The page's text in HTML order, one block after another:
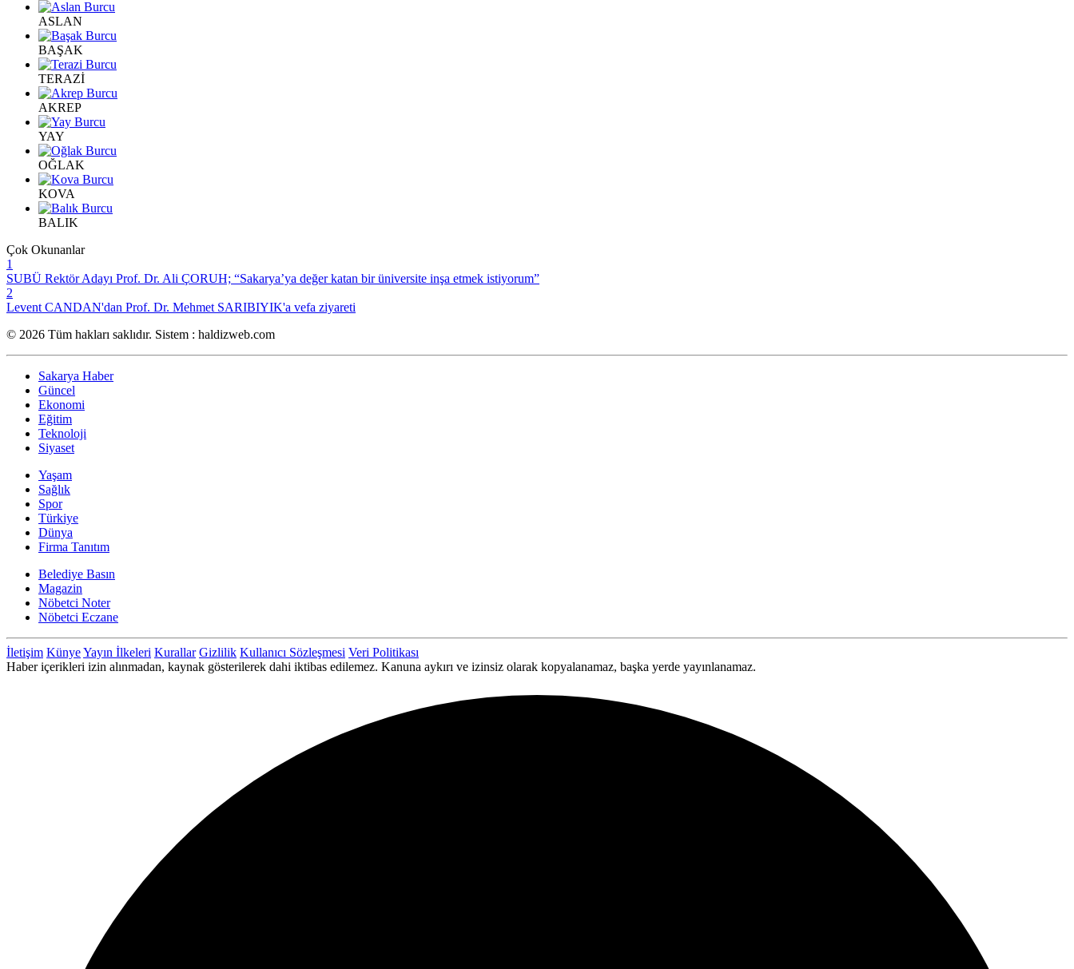
ASLAN
BAŞAK
TERAZİ
AKREP
YAY
OĞLAK
KOVA
BALIK
Çok Okunanlar
1
SUBÜ Rektör Adayı Prof. Dr. Ali ÇORUH; “Sakarya’ya değer katan bir üniversite inşa etmek istiyorum”
2
Levent CANDAN'dan Prof. Dr. Mehmet SARIBIYIK'a vefa ziyareti
© 2026 Tüm hakları saklıdır. Sistem : haldizweb.com
Sakarya Haber
Güncel
Ekonomi
Eğitim
Teknoloji
Siyaset
Yaşam
Sağlık
Spor
Türkiye
Dünya
Firma Tanıtım
Belediye Basın
Magazin
Nöbetci Noter
Nöbetci Eczane
İletişim KünyeYayın İlkeleri Kurallar Gizlilik Kullanıcı Sözleşmesi Veri Politikası
Haber içerikleri izin alınmadan, kaynak gösterilerek dahi iktibas edilemez. Kanuna aykırı ve izinsiz olarak kopyalanamaz, başka yerde yayınlanamaz.